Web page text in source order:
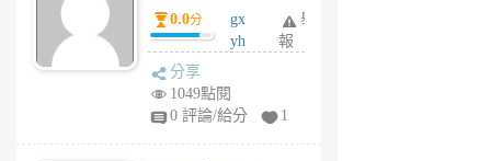
個
月
0.0分
gx
yh
jl
舉
報
分享
1049點閱
0 評論/給分
1